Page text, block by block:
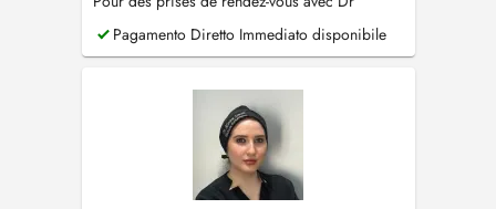
Farghadani elle-même, veuillez prendre contact
par mailameli@pt.lu
Pagamento Diretto Immediato disponibile